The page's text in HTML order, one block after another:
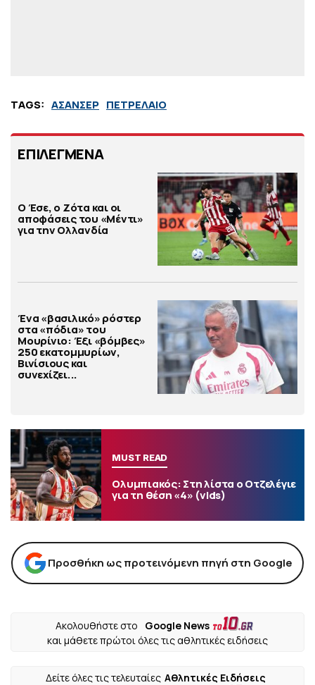
TAGS: ΑΣΑΝΣΕΡ ΠΕΤΡΕΛΑΙΟ
ΕΠΙΛΕΓΜΕΝΑ
Ο Έσε, ο Ζότα και οι
αποφάσεις του «Μέντι»
για την Ολλανδία
Ένα «βασιλικό» ρόστερ
στα «πόδια» του
Μουρίνιο: Έξι «βόμβες»
250 εκατομμυρίων,
Βινίσιους και
συνεχίζει...
MUST READ
Ολυμπιακός: Στη λίστα ο Οτζελέγιε
για τη θέση «4» (vids)
Προσθήκη ως προτεινόμενη πηγή στη Google
Ακολουθήστε στο
Google News
και μάθετε πρώτοι όλες τις αθλητικές ειδήσεις
Δείτε όλες τις τελευταίες Αθλητικές Ειδήσεις